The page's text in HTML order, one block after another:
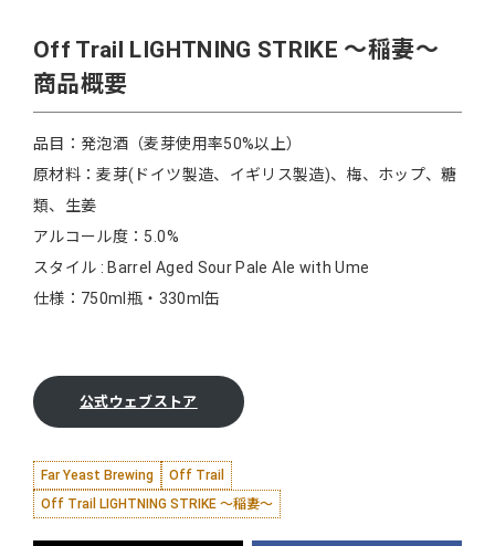
Off Trail LIGHTNING STRIKE 〜稲妻〜
商品概要
品目：発泡酒（麦芽使用率50%以上）
原材料：麦芽(ドイツ製造、イギリス製造)、梅、ホップ、糖
類、生姜
アルコール度：5.0%
スタイル : Barrel Aged Sour Pale Ale with Ume
仕様：750ml瓶・330ml缶
公式ウェブストア
Far Yeast Brewing
Off Trail
Off Trail LIGHTNING STRIKE 〜稲妻〜